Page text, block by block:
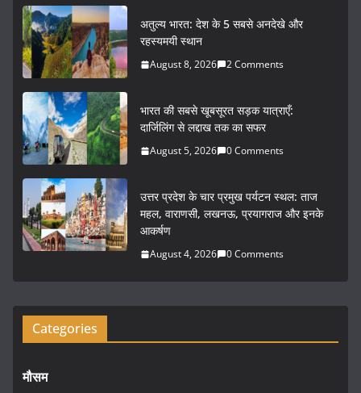
c
e
b
o
o
k
itt
er
ai
l
ar
e
अतुल्य भारत: देश के 5 सबसे अनदेखे और
रहस्यमयी स्थान
August 8, 2026 2 Comments
भारत की सबसे खूबसूरत सड़क यात्राएँ:
दार्जिलिंग से लद्दाख तक का सफर
August 5, 2026 0 Comments
उत्तर प्रदेश के चार प्रमुख पर्यटन स्थल: ताज
महल, वाराणसी, लखनऊ, प्रयागराज और इनके
आकर्षण
August 4, 2026 0 Comments
Categories
मौसम